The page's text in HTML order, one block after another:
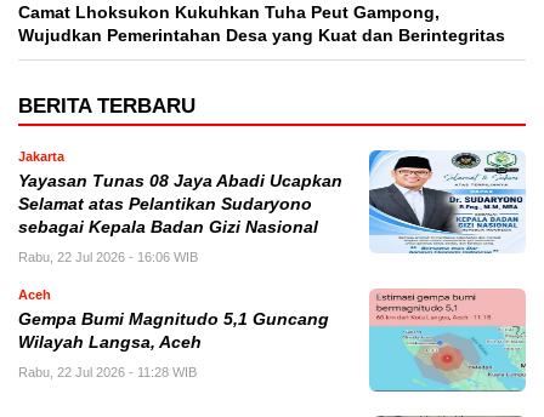
Camat Lhoksukon Kukuhkan Tuha Peut Gampong,
Wujudkan Pemerintahan Desa yang Kuat dan Berintegritas
BERITA TERBARU
Jakarta
Yayasan Tunas 08 Jaya Abadi Ucapkan
Selamat atas Pelantikan Sudaryono
sebagai Kepala Badan Gizi Nasional
Rabu, 22 Jul 2026 - 16:06 WIB
Aceh
Gempa Bumi Magnitudo 5,1 Guncang
Wilayah Langsa, Aceh
Rabu, 22 Jul 2026 - 11:28 WIB